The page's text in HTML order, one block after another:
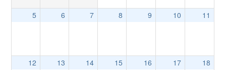
5 6 7 8 9 10 11
12 13 14 15 16 17 18